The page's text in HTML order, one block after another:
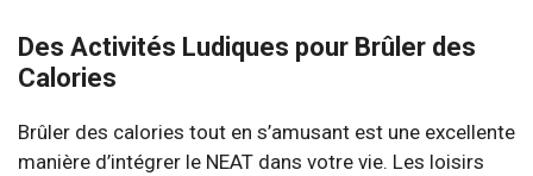
Des Activités Ludiques pour Brûler des
Calories
Brûler des calories tout en s’amusant est une excellente
manière d’intégrer le NEAT dans votre vie. Les loisirs